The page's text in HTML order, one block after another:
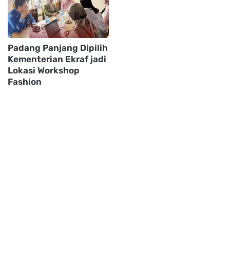
Padang Panjang Dipilih
Kementerian Ekraf jadi
Lokasi Workshop
Fashion